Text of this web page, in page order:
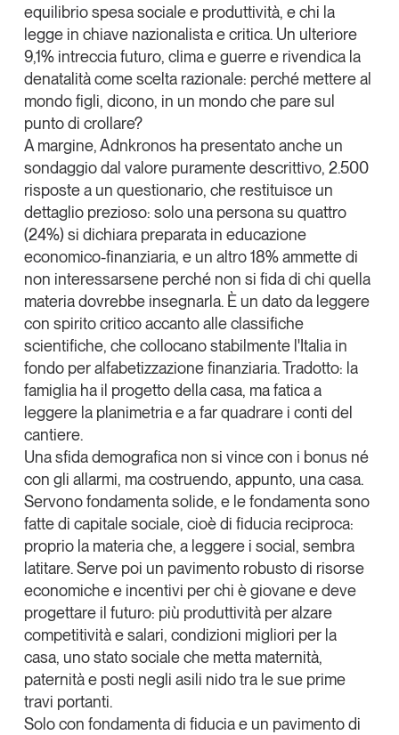
equilibrio spesa sociale e produttività, e chi la
legge in chiave nazionalista e critica. Un ulteriore
9,1% intreccia futuro, clima e guerre e rivendica la
denatalità come scelta razionale: perché mettere al
mondo figli, dicono, in un mondo che pare sul
punto di crollare?
A margine, Adnkronos ha presentato anche un
sondaggio dal valore puramente descrittivo, 2.500
risposte a un questionario, che restituisce un
dettaglio prezioso: solo una persona su quattro
(24%) si dichiara preparata in educazione
economico-finanziaria, e un altro 18% ammette di
non interessarsene perché non si fida di chi quella
materia dovrebbe insegnarla. È un dato da leggere
con spirito critico accanto alle classifiche
scientifiche, che collocano stabilmente l'Italia in
fondo per alfabetizzazione finanziaria. Tradotto: la
famiglia ha il progetto della casa, ma fatica a
leggere la planimetria e a far quadrare i conti del
cantiere.
Una sfida demografica non si vince con i bonus né
con gli allarmi, ma costruendo, appunto, una casa.
Servono fondamenta solide, e le fondamenta sono
fatte di capitale sociale, cioè di fiducia reciproca:
proprio la materia che, a leggere i social, sembra
latitare. Serve poi un pavimento robusto di risorse
economiche e incentivi per chi è giovane e deve
progettare il futuro: più produttività per alzare
competitività e salari, condizioni migliori per la
casa, uno stato sociale che metta maternità,
paternità e posti negli asili nido tra le sue prime
travi portanti.
Solo con fondamenta di fiducia e un pavimento di